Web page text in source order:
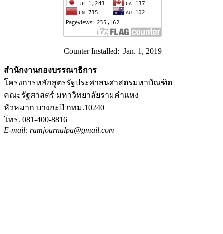
Counter Installed: Jan. 1, 2019
สำนักงานกองบรรณาธิการ
โครงการหลักสูตรรัฐประศาสนศาสตรมหาบัณฑิต
คณะรัฐศาสตร์ มหาวิทยาลัยรามคำแหง
หัวหมาก บางกะปิ กทม.10240
โทร. 081-400-8816
E-mail: ramjournalpa@gmail.com